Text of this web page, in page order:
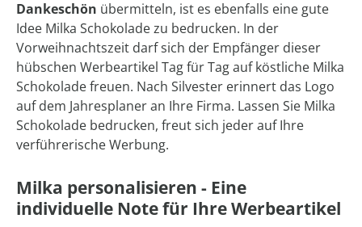
Dankeschön übermitteln, ist es ebenfalls eine gute
Idee Milka Schokolade zu bedrucken. In der
Vorweihnachtszeit darf sich der Empfänger dieser
hübschen Werbeartikel Tag für Tag auf köstliche Milka
Schokolade freuen. Nach Silvester erinnert das Logo
auf dem Jahresplaner an Ihre Firma. Lassen Sie Milka
Schokolade bedrucken, freut sich jeder auf Ihre
verführerische Werbung.
Milka personalisieren - Eine
individuelle Note für Ihre Werbeartikel